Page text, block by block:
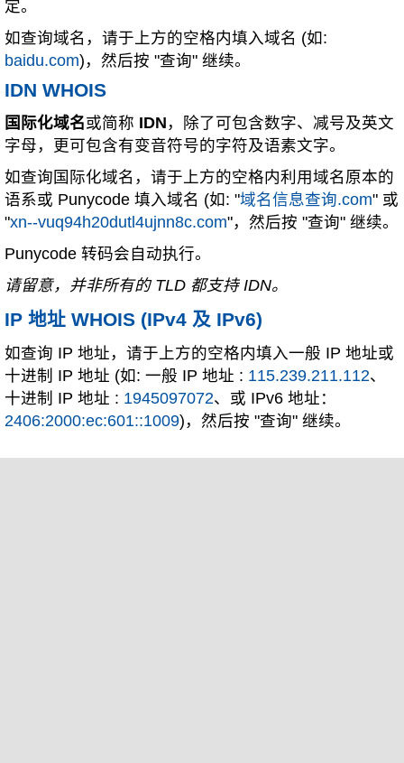
定。
如查询域名，请于上方的空格内填入域名 (如:
baidu.com)，然后按 "查询" 继续。
IDN WHOIS
国际化域名或简称 IDN ，除了可包含数字、减号及英文
字母，更可包含有变音符号的字符及语素文字。
如查询国际化域名，请于上方的空格内利用域名原本的
语系或 Punycode 填入域名 (如: "域名信息查询.com" 或
"xn--vuq94h20dutl4ujnn8c.com"，然后按 "查询" 继续。
Punycode 转码会自动执行。
请留意，并非所有的 TLD 都支持 IDN。
IP 地址 WHOIS (IPv4 及 IPv6)
如查询 IP 地址，请于上方的空格内填入一般 IP 地址或
十进制 IP 地址 (如: 一般 IP 地址 : 115.239.211.112、
十进制 IP 地址 : 1945097072、或 IPv6 地址：
2406:2000:ec:601::1009)，然后按 "查询" 继续。